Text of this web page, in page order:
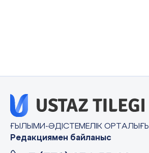
ҒЫЛЫМИ-ӘДІСТЕМЕЛІК ОРТАЛЫҒЫ
Редакциямен байланыс